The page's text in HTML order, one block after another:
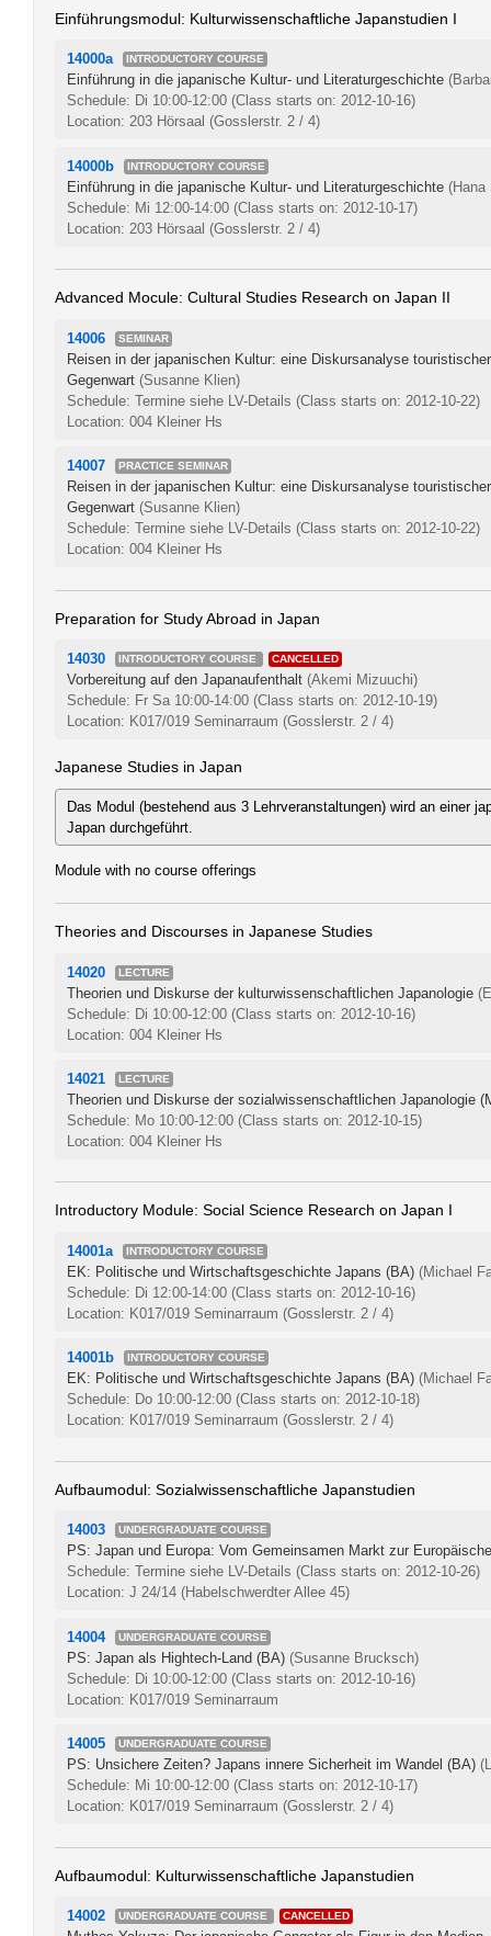
Einführungsmodul: Kulturwissenschaftliche Japanstudien I
14000a INTRODUCTORY COURSE
Einführung in die japanische Kultur- und Literaturgeschichte
Schedule: Di 10:00-12:00 (Class starts on: 2012-10-16)
Location: 203 Hörsaal (Gosslerstr. 2 / 4)
14000b INTRODUCTORY COURSE
Einführung in die japanische Kultur- und Literaturgeschichte (Hana
Schedule: Mi 12:00-14:00 (Class starts on: 2012-10-17)
Location: 203 Hörsaal (Gosslerstr. 2 / 4)
Advanced Mocule: Cultural Studies Research on Japan II
14006 SEMINAR
Reisen in der japanischen Kultur: eine Diskursanalyse
Gegenwart (Susanne Klien)
Schedule: Termine siehe LV-Details (Class starts on: 2012-10-22)
Location: 004 Kleiner Hs
14007 PRACTICE SEMINAR
Reisen in der japanischen Kultur: eine Diskursanalyse
Gegenwart (Susanne Klien)
Schedule: Termine siehe LV-Details (Class starts on: 2012-10-22)
Location: 004 Kleiner Hs
Preparation for Study Abroad in Japan
14030 INTRODUCTORY COURSE CANCELLED
Vorbereitung auf den Japanaufenthalt (Akemi Mizuuchi)
Schedule: Fr Sa 10:00-14:00 (Class starts on: 2012-10-19)
Location: K017/019 Seminarraum (Gosslerstr. 2 / 4)
Japanese Studies in Japan
Das Modul (bestehend aus 3 Lehrveranstaltungen) wird an einer
Japan durchgeführt.
Module with no course offerings
Theories and Discourses in Japanese Studies
14020 LECTURE
Theorien und Diskurse der kulturwissenschaftlichen Japanologie
Schedule: Di 10:00-12:00 (Class starts on: 2012-10-16)
Location: 004 Kleiner Hs
14021 LECTURE
Theorien und Diskurse der sozialwissenschaftlichen Japanologie
Schedule: Mo 10:00-12:00 (Class starts on: 2012-10-15)
Location: 004 Kleiner Hs
Introductory Module: Social Science Research on Japan I
14001a INTRODUCTORY COURSE
EK: Politische und Wirtschaftsgeschichte Japans (BA) (Michael
Schedule: Di 12:00-14:00 (Class starts on: 2012-10-16)
Location: K017/019 Seminarraum (Gosslerstr. 2 / 4)
14001b INTRODUCTORY COURSE
EK: Politische und Wirtschaftsgeschichte Japans (BA) (Michael
Schedule: Do 10:00-12:00 (Class starts on: 2012-10-18)
Location: K017/019 Seminarraum (Gosslerstr. 2 / 4)
Aufbaumodul: Sozialwissenschaftliche Japanstudien
14003 UNDERGRADUATE COURSE
PS: Japan und Europa: Vom Gemeinsamen Markt zur
Schedule: Termine siehe LV-Details (Class starts on: 2012-10-26)
Location: J 24/14 (Habelschwerdter Allee 45)
14004 UNDERGRADUATE COURSE
PS: Japan als Hightech-Land (BA) (Susanne Brucksch)
Schedule: Di 10:00-12:00 (Class starts on: 2012-10-16)
Location: K017/019 Seminarraum
14005 UNDERGRADUATE COURSE
PS: Unsichere Zeiten? Japans innere Sicherheit im Wandel (BA)
Schedule: Mi 10:00-12:00 (Class starts on: 2012-10-17)
Location: K017/019 Seminarraum (Gosslerstr. 2 / 4)
Aufbaumodul: Kulturwissenschaftliche Japanstudien
14002 UNDERGRADUATE COURSE CANCELLED